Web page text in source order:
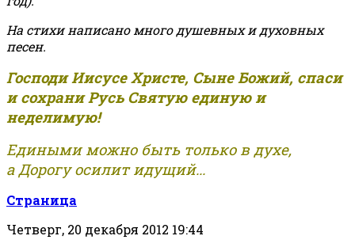
На стихи написано много душевных и духовных
песен.
Господи Иисусе Христе, Сыне Божий, спаси
и сохрани Русь Святую единую и
неделимую!
Едиными можно быть только в духе,
а Дорогу осилит идущий...
Страница
Четверг, 20 декабря 2012 19:44